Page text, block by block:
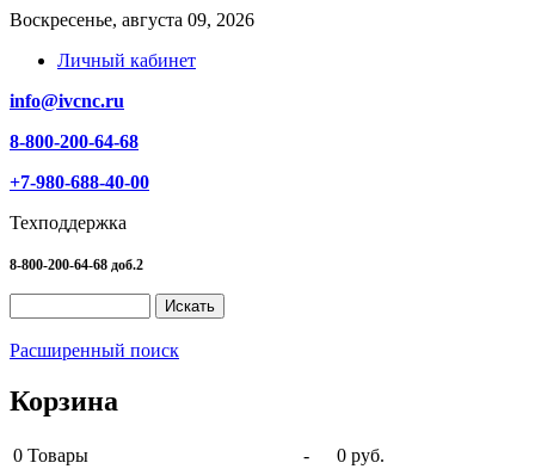
Воскресенье, августа 09, 2026
Личный кабинет
info@ivcnc.ru
8-800-200-64-68
+7-980-688-40-00
Техподдержка
8-800-200-64-68 доб.2
Расширенный поиск
Корзина
0 Товары -
0 руб.